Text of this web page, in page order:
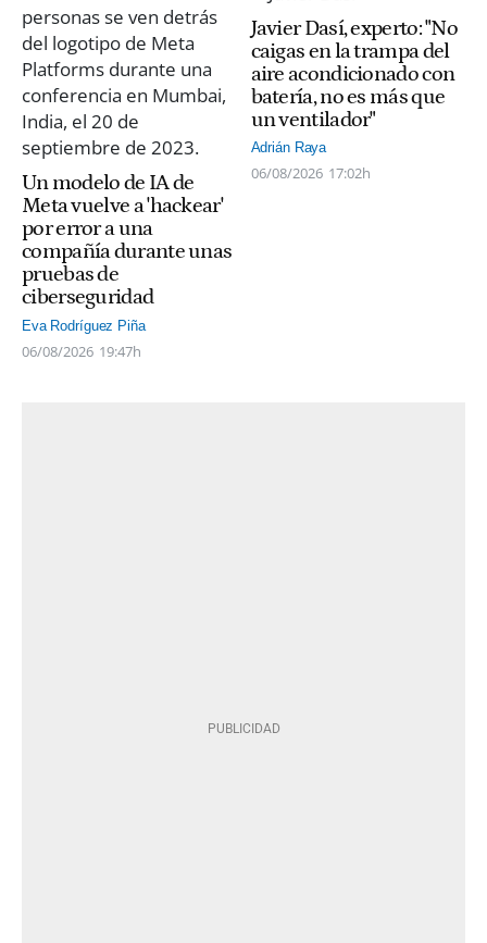
Un modelo de IA de
Meta vuelve a 'hackear'
por error a una
compañía durante unas
pruebas de
ciberseguridad
Eva Rodríguez Piña
06/08/2026 19:47h
Javier Dasí, experto: "No
caigas en la trampa del
aire acondicionado con
batería, no es más que
un ventilador"
Adrián Raya
06/08/2026 17:02h